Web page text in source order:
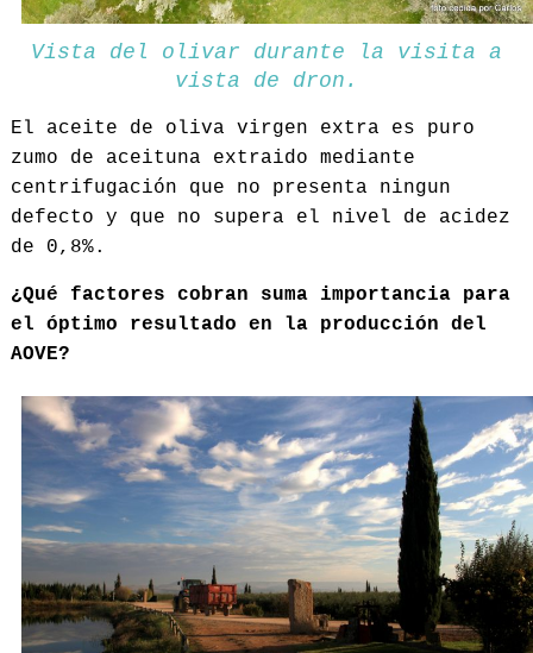
Vista del olivar durante la visita a
vista de dron.
El aceite de oliva virgen extra es puro
zumo de aceituna extraido mediante
centrifugación que no presenta ningun
defecto y que no supera el nivel de acidez
de 0,8%.
¿Qué factores cobran suma importancia para
el óptimo resultado en la producción del
AOVE?